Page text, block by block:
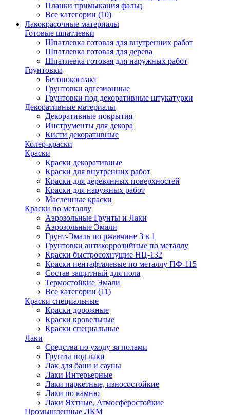
Планки примыкания фальц
Все категории (10)
Лакокрасочные материалы
Готовые шпатлевки
Шпатлевка готовая для внутренних работ
Шпатлевка готовая для дерева
Шпатлевка готовая для наружных работ
Грунтовки
Бетоноконтакт
Грунтовки адгезионные
Грунтовки под декоративные штукатурки
Декоративные материалы
Декоративные покрытия
Инструменты для декора
Кисти декоративные
Колер-краски
Краски
Краски декоративные
Краски для внутренних работ
Краски для деревянных поверхностей
Краски для наружных работ
Масленные краски
Краски по металлу
Аэрозольные Грунты и Лаки
Аэрозольные Эмали
Грунт-Эмаль по ржавчине 3 в 1
Грунтовки антикоррозийные по металлу
Краски быстросохнущие НЦ-132
Краски пентафталевые по металлу ПФ-115
Состав защитный для пола
Термостойкие Эмали
Все категории (11)
Краски специальные
Краски дорожные
Краски кровельные
Краски специальные
Лаки
Cредства по уходу за полами
Грунты под лаки
Лак для бани и сауны
Лаки Интерьерные
Лаки паркетные, износостойкие
Лаки по камню
Лаки Яхтные, Атмосферостойкие
Промышленные ЛКМ